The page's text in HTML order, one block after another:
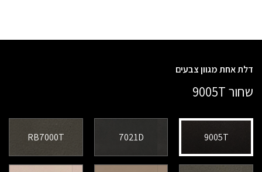
9005T
7021D
RB7000T
דלת אחת מגוון צבעים
שחור 9005T